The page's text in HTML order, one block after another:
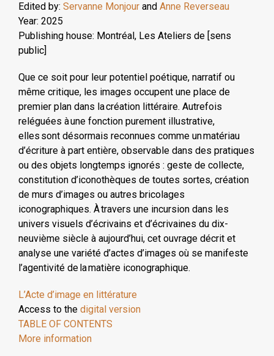
Edited by: Servanne Monjour and Anne Reverseau
Year: 2025
Publishing house: Montréal, Les Ateliers de [sens
public]
Que ce soit pour leur potentiel poétique, narratif ou
même critique, les images occupent une place de
premier plan dans la création littéraire. Autrefois
reléguées à une fonction purement illustrative,
elles sont désormais reconnues comme un matériau
d’écriture à part entière, observable dans des pratiques
ou des objets longtemps ignorés : geste de collecte,
constitution d’iconothèques de toutes sortes, création
de murs d’images ou autres bricolages
iconographiques. À travers une incursion dans les
univers visuels d’écrivains et d’écrivaines du dix-
neuvième siècle à aujourd’hui, cet ouvrage décrit et
analyse une variété d’actes d’images où se manifeste
l’agentivité de la matière iconographique.
L’Acte d’image en littérature
Access to the digital version
TABLE OF CONTENTS
More information